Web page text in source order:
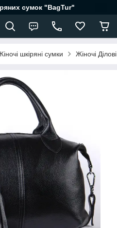
сумок "BagTur"
шкіряні сумки Жіночі